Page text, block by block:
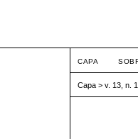
CAPA
Capa > v. 13, n.